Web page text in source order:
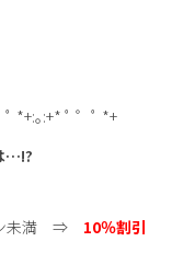
*+:｡:+* ﾟ ゜ﾟ *+
…!?
ン未満 ⇒ 10％割引